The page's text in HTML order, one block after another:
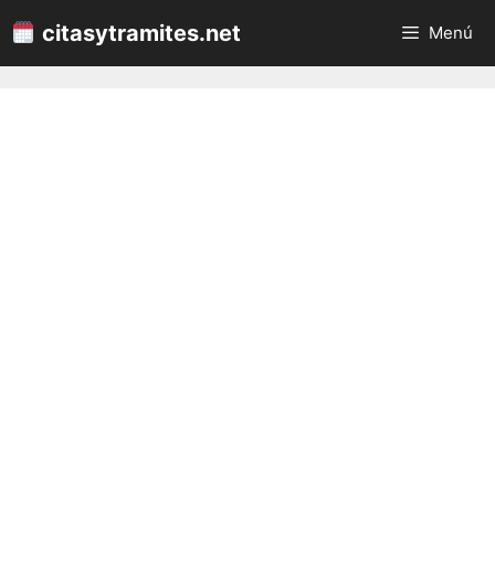
al
contenido
citasytramites.net Menú